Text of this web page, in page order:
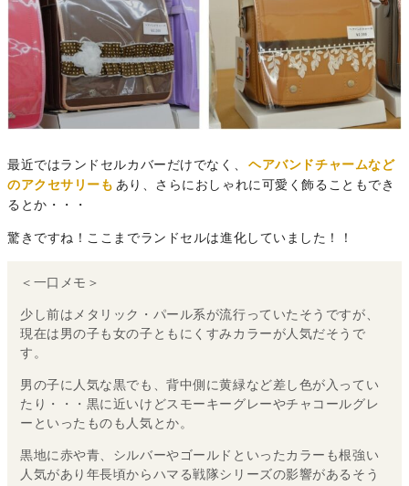
最近ではランドセルカバーだけでなく、
ヘアバンドチャームなど
のアクセサリーも あり、さらにおしゃれに可愛く飾ることもでき
るとか・・・
驚きですね！ここまでランドセルは進化していました！！
＜一口メモ＞
少し前はメタリック・パール系が流行っていたそうですが、
現在は男の子も女の子ともにくすみカラーが人気だそうで
す。
男の子に人気な黒でも、背中側に黄緑など差し色が入ってい
たり・・・黒に近いけどスモーキーグレーやチャコールグレ
ーといったものも人気とか。
黒地に赤や青、シルバーやゴールドといったカラーも根強い
人気があり年長頃からハマる戦隊シリーズの影響があるそう